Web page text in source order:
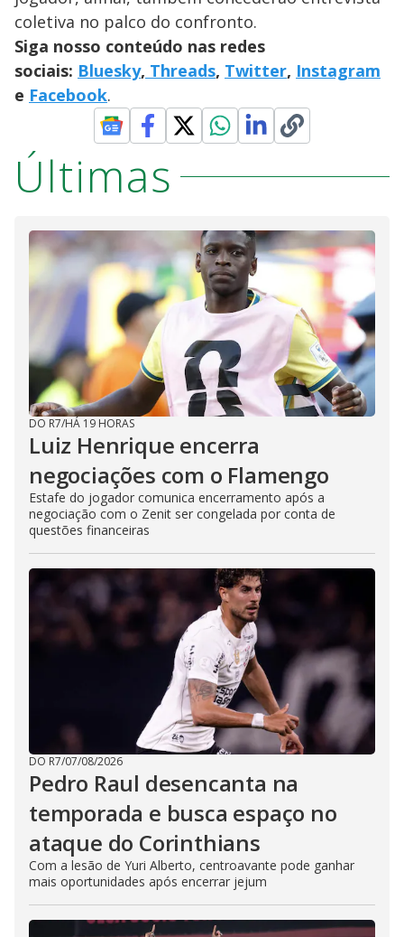
coletiva no palco do confronto.
Siga nosso conteúdo nas redes
sociais: Bluesky, Threads, Twitter, Instagram
e Facebook.
Últimas
DO R7/HÁ 19 HORAS
Luiz Henrique encerra
negociações com o Flamengo
Estafe do jogador comunica encerramento após a
negociação com o Zenit ser congelada por conta de
questões financeiras
DO R7/07/08/2026
Pedro Raul desencanta na
temporada e busca espaço no
ataque do Corinthians
Com a lesão de Yuri Alberto, centroavante pode ganhar
mais oportunidades após encerrar jejum